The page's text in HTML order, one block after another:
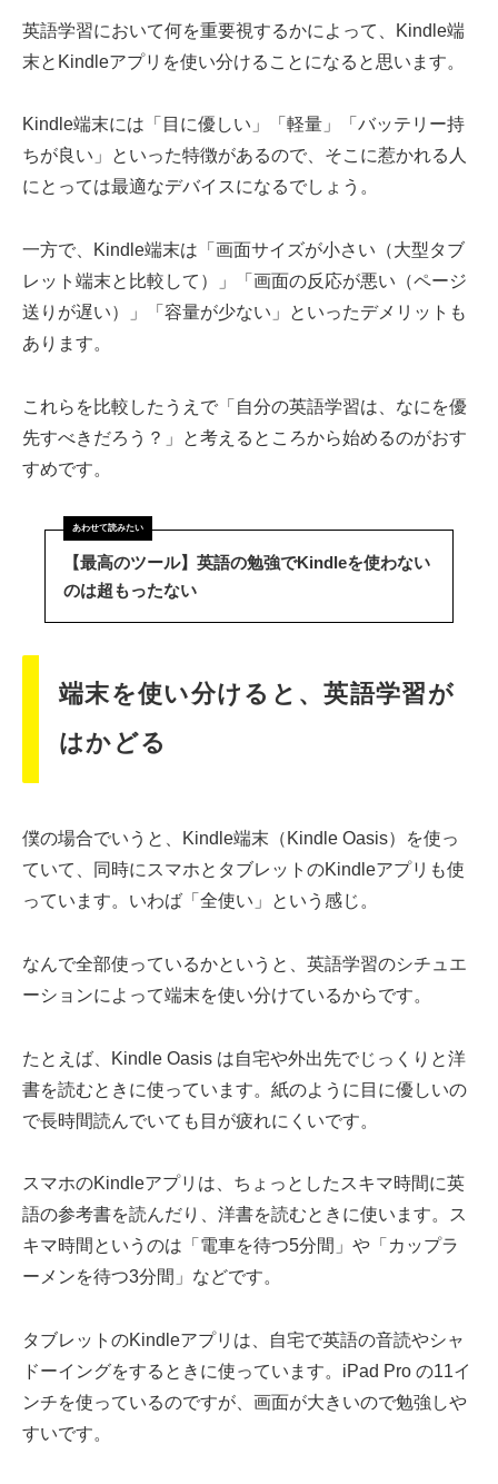
英語学習において何を重要視するかによって、Kindle端
末とKindleアプリを使い分けることになると思います。
Kindle端末には「目に優しい」「軽量」「バッテリー持
ちが良い」といった特徴があるので、そこに惹かれる人
にとっては最適なデバイスになるでしょう。
一方で、Kindle端末は「画面サイズが小さい（大型タブ
レット端末と比較して）」「画面の反応が悪い（ページ
送りが遅い）」「容量が少ない」といったデメリットも
あります。
これらを比較したうえで「自分の英語学習は、なにを優
先すべきだろう？」と考えるところから始めるのがおす
すめです。
【最高のツール】英語の勉強でKindleを使わない
のは超もったない
端末を使い分けると、英語学習が
はかどる
僕の場合でいうと、Kindle端末（Kindle Oasis）を使っ
ていて、同時にスマホとタブレットのKindleアプリも使
っています。いわば「全使い」という感じ。
なんで全部使っているかというと、英語学習のシチュエ
ーションによって端末を使い分けているからです。
たとえば、Kindle Oasis は自宅や外出先でじっくりと洋
書を読むときに使っています。紙のように目に優しいの
で長時間読んでいても目が疲れにくいです。
スマホのKindleアプリは、ちょっとしたスキマ時間に英
語の参考書を読んだり、洋書を読むときに使います。ス
キマ時間というのは「電車を待つ5分間」や「カップラ
ーメンを待つ3分間」などです。
タブレットのKindleアプリは、自宅で英語の音読やシャ
ドーイングをするときに使っています。iPad Pro の11イ
ンチを使っているのですが、画面が大きいので勉強しや
すいです。